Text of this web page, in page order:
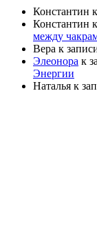
Константин
Константин
между
Вера к
Элеонора к
Энергии
Наталья к